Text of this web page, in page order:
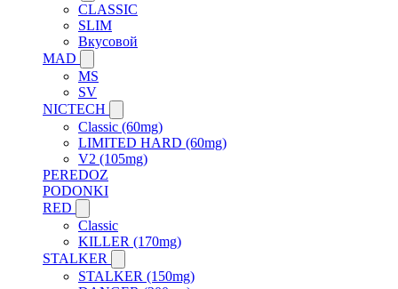
CLASSIC
SLIM
Вкусовой
MAD
MS
SV
NICTECH
Classic (60mg)
LIMITED HARD (60mg)
V2 (105mg)
PEREDOZ
PODONKI
RED
Classic
KILLER (170mg)
STALKER
STALKER (150mg)